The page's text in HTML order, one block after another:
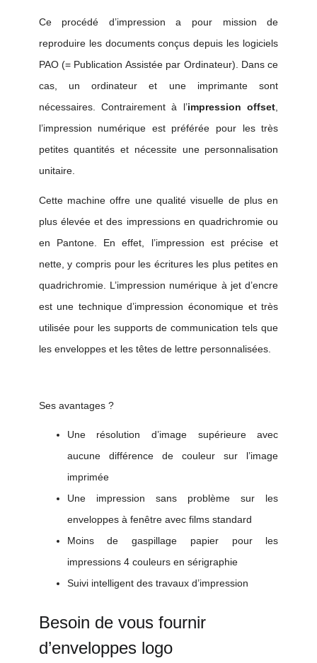
Ce procédé d’impression a pour mission de
reproduire les documents conçus depuis les logiciels
PAO (= Publication Assistée par Ordinateur). Dans ce
cas, un ordinateur et une imprimante sont
nécessaires. Contrairement à l’impression offset
l’impression numérique est préférée pour les très
petites quantités et nécessite une personnalisation
unitaire.
Cette machine offre une qualité visuelle de plus en
plus élevée et des impressions en quadrichromie ou
en Pantone. En effet, l’impression est précise et
nette, y compris pour les écritures les plus petites en
quadrichromie. L’impression numérique à jet d’encre
est une technique d’impression économique et très
utilisée pour les supports de communication tels que
les enveloppes et les têtes de lettre personnalisées.
Ses avantages ?
Une résolution d’image supérieure avec
aucune différence de couleur sur l’image
imprimée
Une impression sans problème sur les
enveloppes à fenêtre avec films standard
Moins de gaspillage papier pour les
impressions 4 couleurs en sérigraphie
Suivi intelligent des travaux d’impression
Besoin de vous fournir
d’enveloppes logo